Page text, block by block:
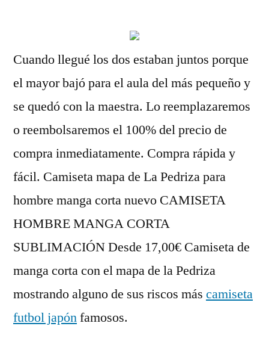
Cuando llegué los dos estaban juntos porque
el mayor bajó para el aula del más pequeño y
se quedó con la maestra. Lo reemplazaremos
o reembolsaremos el 100% del precio de
compra inmediatamente. Compra rápida y
fácil. Camiseta mapa de La Pedriza para
hombre manga corta nuevo CAMISETA
HOMBRE MANGA CORTA
SUBLIMACIÓN Desde 17,00€ Camiseta de
manga corta con el mapa de la Pedriza
mostrando alguno de sus riscos más camiseta
futbol japónfamosos.